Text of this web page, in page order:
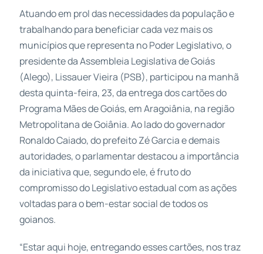
Atuando em prol das necessidades da população e
trabalhando para beneficiar cada vez mais os
municípios que representa no Poder Legislativo, o
presidente da Assembleia Legislativa de Goiás
(Alego), Lissauer Vieira (PSB), participou na manhã
desta quinta-feira, 23, da entrega dos cartões do
Programa Mães de Goiás, em Aragoiânia, na região
Metropolitana de Goiânia. Ao lado do governador
Ronaldo Caiado, do prefeito Zé Garcia e demais
autoridades, o parlamentar destacou a importância
da iniciativa que, segundo ele, é fruto do
compromisso do Legislativo estadual com as ações
voltadas para o bem-estar social de todos os
goianos.
“Estar aqui hoje, entregando esses cartões, nos traz